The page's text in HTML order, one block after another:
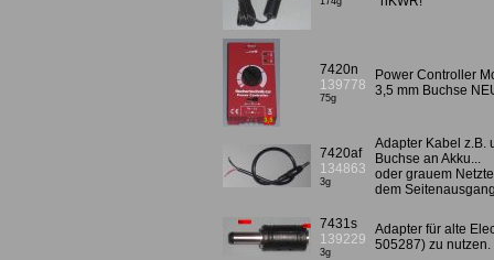
7420n
139778
75g
Power Controller
3,5 mm Buchse
7420af
134863
3g
Adapter Kabel z.B.
Buchse an Akku...
oder grauem
dem
7431s
139229
3g
Adapter für alte
505287) zu nutzen.